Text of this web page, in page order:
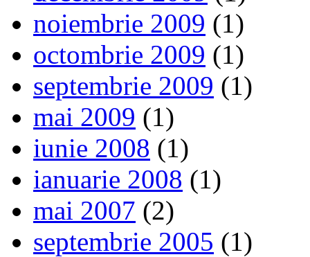
noiembrie 2009 (1)
octombrie 2009 (1)
septembrie 2009 (1)
mai 2009 (1)
iunie 2008 (1)
ianuarie 2008 (1)
mai 2007 (2)
septembrie 2005 (1)